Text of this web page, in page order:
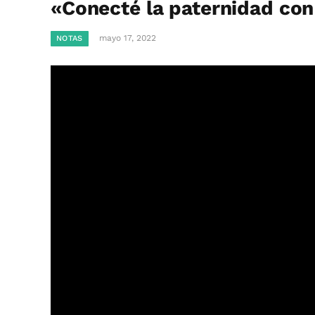
«Conecté la paternidad
NOTAS mayo 17, 2022